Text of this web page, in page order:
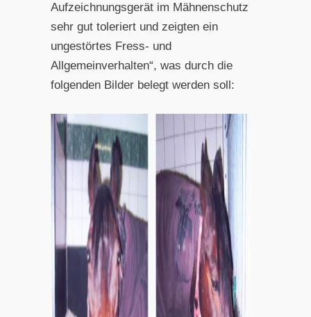
Aufzeichnungsgerät im Mähnenschutz
sehr gut toleriert und zeigten ein
ungestörtes Fress- und
Allgemeinverhalten“, was durch die
folgenden Bilder belegt werden soll: